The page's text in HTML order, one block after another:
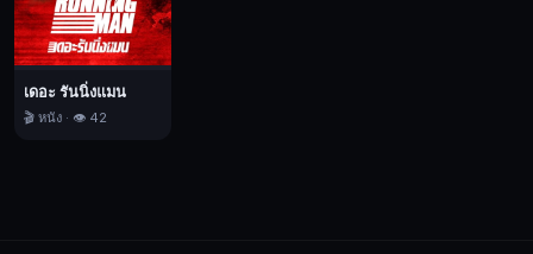
เดอะ รันนิ่งแมน
🎬 หนัง · 👁️ 42